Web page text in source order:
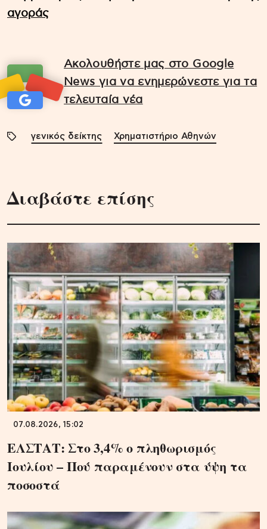
αγοράς
Ακολουθήστε μας στο Google
News για να ενημερώνεστε για τα
τελευταία νέα
γενικός δείκτης Χρηματιστήριο Αθηνών
Διαβάστε επίσης
07.08.2026, 15:02
ΕΛΣΤΑΤ: Στο 3,4% ο πληθωρισμός
Ιουλίου – Πού παραμένουν στα ύψη τα
ποσοστά